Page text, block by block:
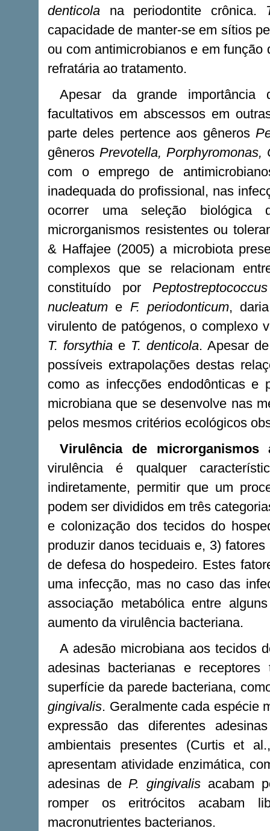
denticola na periodontite crônica.
capacidade de manter-se em sítios
ou com antimicrobianos e em
refratária ao tratamento.
Apesar da grande importância
facultativos em abscessos em
parte deles pertence aos gêneros
gêneros Prevotella, Porphyromonas,
com o emprego de
inadequada do profissional, nas
ocorrer uma seleção biológica
microrganismos resistentes ou
& Haffajee (2005) a microbiota
complexos que se relacionam
constituído por
nucleatum e F. periodonticum,
virulento de patógenos, o complexo
T. forsythia e T. denticola. Apesar
possíveis extrapolações destas
como as infecções endodônticas e
microbiana que se desenvolve nas
pelos mesmos critérios ecológicos
Virulência de microrganismos
virulência é qualquer
indiretamente, permitir que um
podem ser divididos em três
e colonização dos tecidos do
produzir danos teciduais e, 3)
de defesa do hospedeiro. Estes
uma infecção, mas no caso das
associação metabólica entre
aumento da virulência bacteriana.
A adesão microbiana aos tecidos
adesinas bacterianas e
superfície da parede bacteriana,
gingivalis. Geralmente cada espécie
expressão das diferentes
ambientais presentes (Curtis et
apresentam atividade enzimática,
adesinas deP. gingivalis acabam
romper os eritrócitos acabam
macronutrientes bacterianos.